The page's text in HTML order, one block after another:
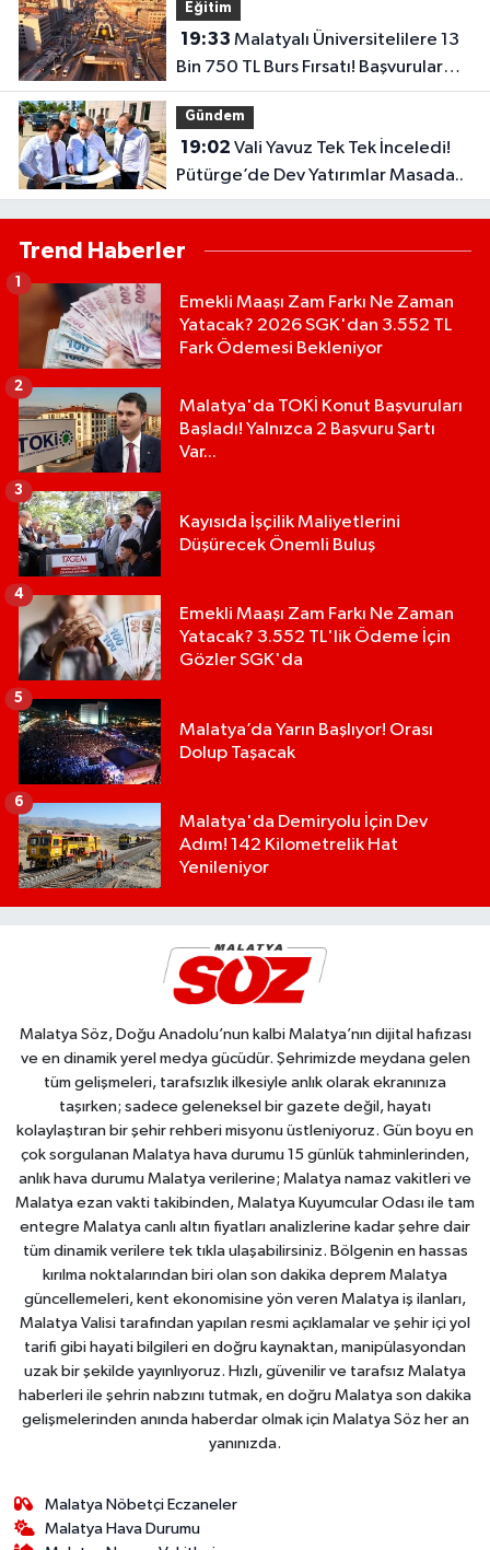
Eğitim
19:33
Bin 750 TL Burs Fırsatı! Başvurular
Başlıyor...
Gündem
19:02
Pütürge’de Dev Yatırımlar Masada..
Trend Haberler
Emekli Maaşı Zam Farkı Ne Zaman
Yatacak? 2026 SGK'dan 3.552 TL
Fark Ödemesi Bekleniyor
1
Malatya'da TOKİ Konut Başvuruları
Başladı! Yalnızca 2 Başvuru Şartı
Var...
2
Kayısıda İşçilik Maliyetlerini
Düşürecek Önemli Buluş
3
Emekli Maaşı Zam Farkı Ne Zaman
Yatacak? 3.552 TL'lik Ödeme İçin
Gözler SGK'da
4
Malatya’da Yarın Başlıyor! Orası
Dolup Taşacak
5
Malatya'da Demiryolu İçin Dev
Adım! 142 Kilometrelik Hat
Yenileniyor
6
Malatya Söz, Doğu Anadolu’nun kalbi Malatya’nın dijital hafızası
ve en dinamik yerel medya gücüdür. Şehrimizde meydana gelen
tüm gelişmeleri, tarafsızlık ilkesiyle anlık olarak ekranınıza
taşırken; sadece geleneksel bir gazete değil, hayatı
kolaylaştıran bir şehir rehberi misyonu üstleniyoruz. Gün boyu en
çok sorgulanan Malatya hava durumu 15 günlük tahminlerinden,
anlık hava durumu Malatya verilerine; Malatya namaz vakitleri ve
Malatya ezan vakti takibinden, Malatya Kuyumcular Odası ile tam
entegre Malatya canlı altın fiyatları analizlerine kadar şehre dair
tüm dinamik verilere tek tıkla ulaşabilirsiniz. Bölgenin en hassas
kırılma noktalarından biri olan son dakika deprem Malatya
güncellemeleri, kent ekonomisine yön veren Malatya iş ilanları,
Malatya Valisi tarafından yapılan resmi açıklamalar ve şehir içi yol
tarifi gibi hayati bilgileri en doğru kaynaktan, manipülasyondan
uzak bir şekilde yayınlıyoruz. Hızlı, güvenilir ve tarafsız Malatya
haberleri ile şehrin nabzını tutmak, en doğru Malatya son dakika
gelişmelerinden anında haberdar olmak için Malatya Söz her an
yanınızda.
Malatya Nöbetçi Eczaneler
Malatya Hava Durumu